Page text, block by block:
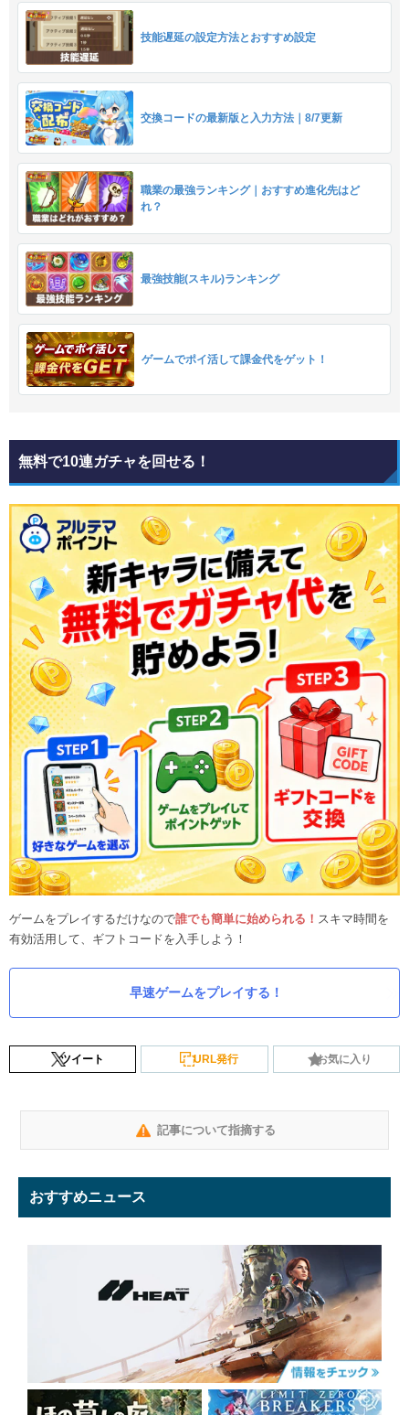
技能遅延の設定方法とおすすめ設定
交換コードの最新版と入力方法｜8/7更新
職業の最強ランキング｜おすすめ進化先はど
れ？
最強技能(スキル)ランキング
ゲームでポイ活して課金代をゲット！
無料で10連ガチャを回せる！
ゲームをプレイするだけなので誰でも簡単に始められる！ スキマ時間を
有効活用して、ギフトコードを入手しよう！
早速ゲームをプレイする！
ツイート URL発行 お気に入り
記事について指摘する
おすすめニュース